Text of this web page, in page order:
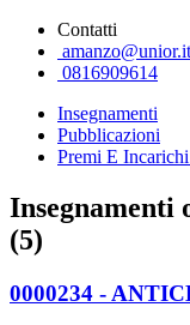
Contatti
amanzo@unior.it
0816909614
Insegnamenti
Pubblicazioni
Premi E
Insegnamenti
(5)
0000234 -